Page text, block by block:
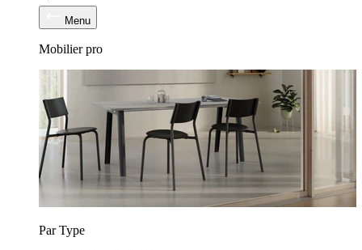
Menu
Mobilier pro
Par Type